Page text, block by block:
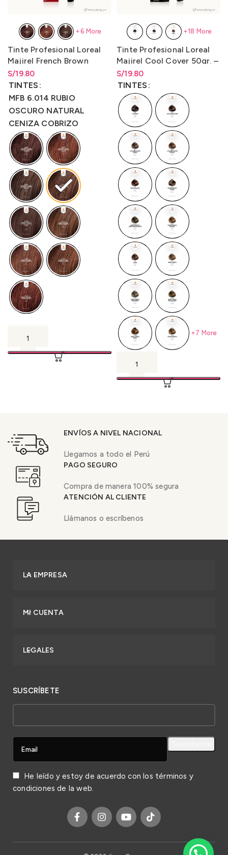
Tinte Profesional Loreal
Majirel French Brown
50gr.– LO3000M4
S/19.80
Rango de precios: desde
S/19.80hasta
TINTES
MFB 6.014 RUBIO
OSCURO NATURAL
CENIZA COBRIZO
+6 More
Tinte Profesional Loreal
Majirel Cool Cover 50gr. –
LO3000M2
S/19.80
Rango de precios: desde
S/19.80hasta
TINTES
+7 More
+18 More
ENVÍOS A NIVEL NACIONAL
Llegamos a todo el Perú
PAGO SEGURO
Compra de manera 100% segura
ATENCIÓN AL CLIENTE
Llámanos o escríbenos
LA EMPRESA
MI CUENTA
LEGALES
SUSCRÍBETE
He leído y estoy de acuerdo con los términos y
condiciones de la web.